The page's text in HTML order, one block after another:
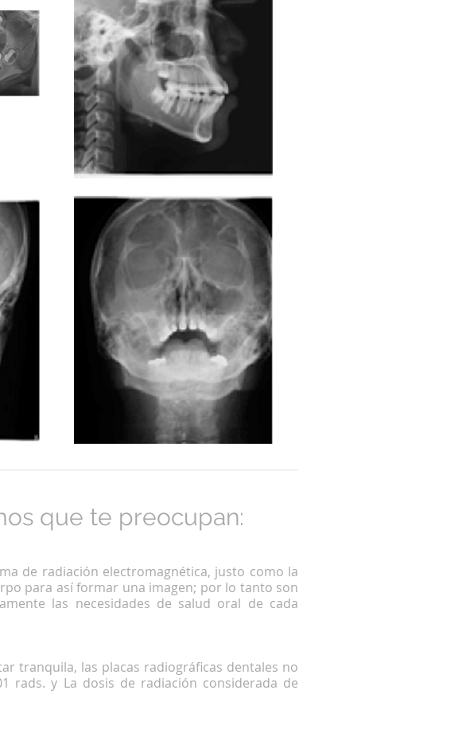
que te preocupan:
de radiación electromagnética, justo como la
para así formar una imagen; por lo tanto son
las necesidades de salud oral de cada
tranquila, las placas radiográficas dentales no
rads. y La dosis de radiación considerada de